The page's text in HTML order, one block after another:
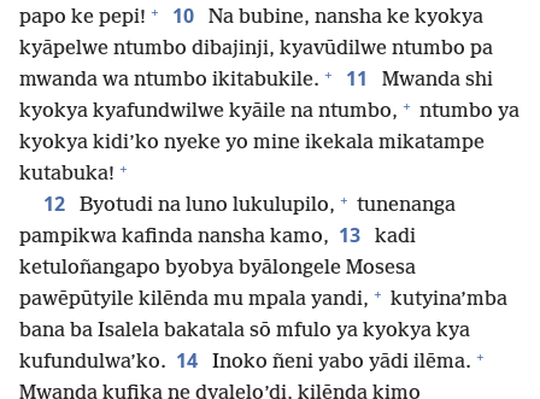
papo ke pepi! + 10
Na bubine, nansha ke kyokya
kyāpelwe ntumbo dibajinji, kyavūdilwe ntumbo pa
mwanda wa ntumbo ikitabukile. + 11
Mwanda shi
kyokya kyafundwilwe kyāile na ntumbo, + ntumbo ya
kyokya kidi’ko nyeke yo mine ikekala mikatampe
kutabuka! +
12 Byotudi na luno lukulupilo, + tunenanga
pampikwa kafinda nansha kamo, 13
kadi
ketuloñangapo byobya byālongele Mosesa
pawēpūtyile kilēnda mu mpala yandi, + kutyina’mba
bana ba Isalela bakatala sō mfulo ya kyokya kya
kufundulwa’ko. 14 Inoko ñeni yabo yādi ilēma. +
Mwanda kufika ne dyalelo’di, kilēnda kimo